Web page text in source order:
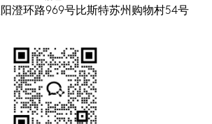
澄环路969号比斯特苏州购物村54号